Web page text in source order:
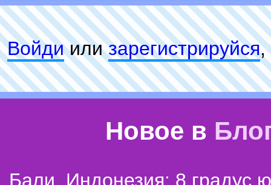
Войдиилизарeгиcтpируйся,
Новое в
Бали, Индонезия: 8 градус